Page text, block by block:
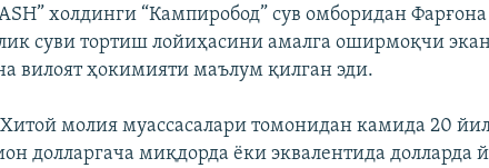
холдинги “Кампиробод” сув омборидан Фарғона
суви тортиш лойиҳасини амалга оширмоқчи
вилоят ҳокимияти маълум қилган эди.
молия муассасалари томонидан камида 20
долларгача миқдорда ёки эквалентида долларда